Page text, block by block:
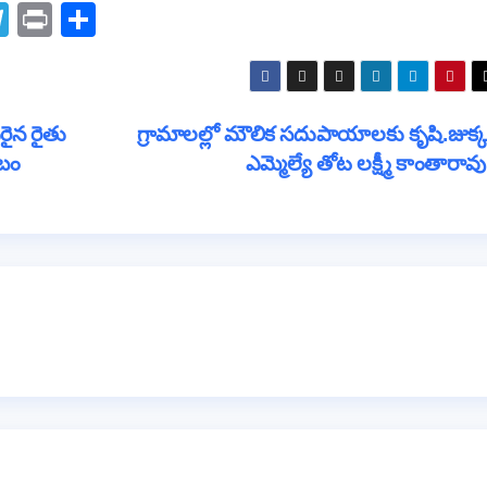
T
gr
a
Pr
గ్రామాలల్లో మౌలిక సదుపాయాలకు
ఎమ్మెల్యే తోట లక్ష్మీ
రైతు